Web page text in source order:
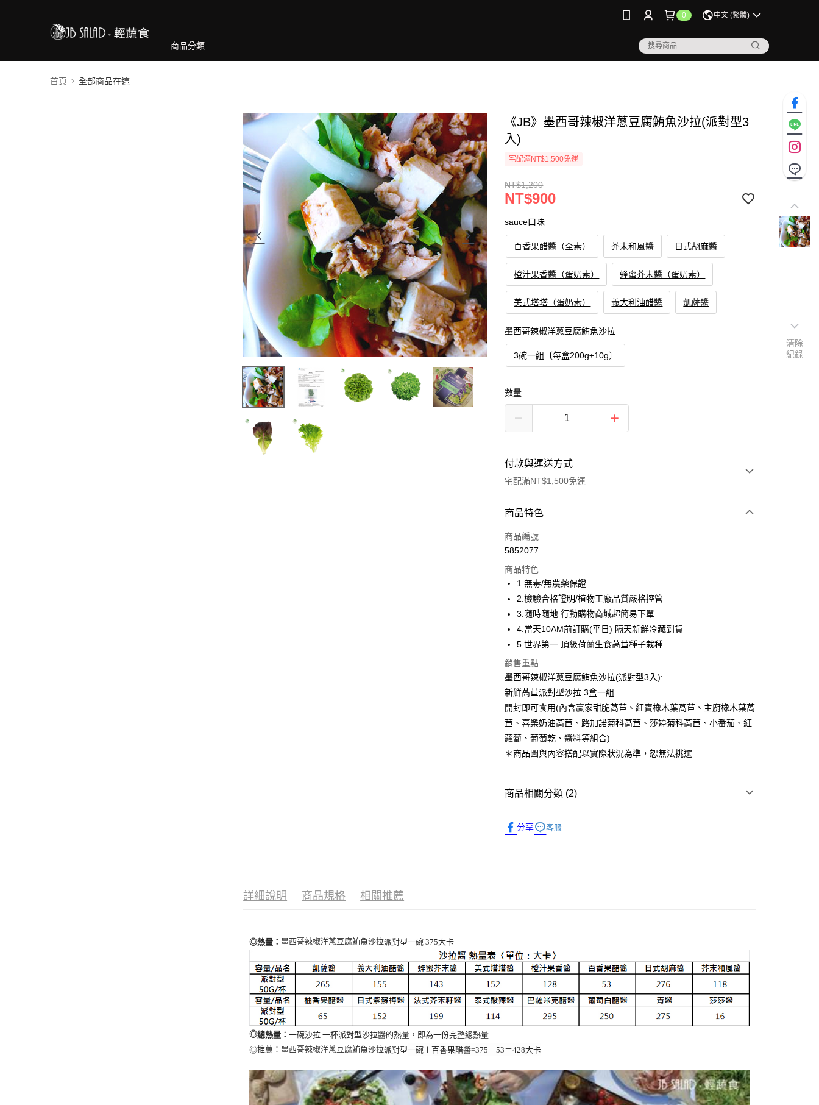
0 中文 (繁體)
商品分類
首頁 全部商品在這
《JB》墨西哥辣椒洋蔥豆腐鮪魚沙拉(派對型3
入)
宅配滿NT$1,500免運
NT$1,200
NT$900
sauce口味
百香果醋醬（全素） 芥末和風醬 日式胡麻醬
橙汁果香醬（蛋奶素） 蜂蜜芥末醬（蛋奶素）
美式塔塔（蛋奶素） 義大利油醋醬 凱薩醬
墨西哥辣椒洋蔥豆腐鮪魚沙拉
3碗一組〔每盒200g±10g〕
數量
付款與運送方式
宅配滿NT$1,500免運
付款方式
信用卡一次付款
Apple Pay
街口支付
悠遊付
ATM付款
運送方式
宅配
每筆NT$220，滿NT$1,500(含以上)免運費
商品特色
商品編號
5852077
商品特色
1.無毒/無農藥保證
2.檢驗合格證明/植物工廠品質嚴格控管
3.隨時隨地 行動購物商城超簡易下單
4.當天10AM前訂購(平日) 隔天新鮮冷藏到貨
5.世界第一 頂級荷蘭生食萵苣種子栽種
銷售重點
墨西哥辣椒洋蔥豆腐鮪魚沙拉(派對型3入):
新鮮萵苣派對型沙拉 3盒一組
開封即可食用(內含贏家甜脆萵苣、紅寶橡木葉萵苣、主廚橡木葉萵
苣、喜樂奶油萵苣、路加諾菊科萵苣、莎婷菊科萵苣、小番茄、紅
蘿蔔、葡萄乾、醬料等組合)
＊商品圖與內容搭配以實際狀況為準，恕無法挑選
商品相關分類 (2)
派對型沙拉組
分享 客服
詳細說明 商品規格 相關推薦
◎熱量：墨西哥辣椒洋蔥豆腐鮪魚沙拉派對型一碗 375大卡
◎總熱量：一碗沙拉 一杯派對型沙拉醬的熱量，即為一份完整總熱量
◎推薦：墨西哥辣椒洋蔥豆腐鮪魚沙拉派對型一碗＋百香果醋醬=375＋53＝428大卡
清除
紀錄